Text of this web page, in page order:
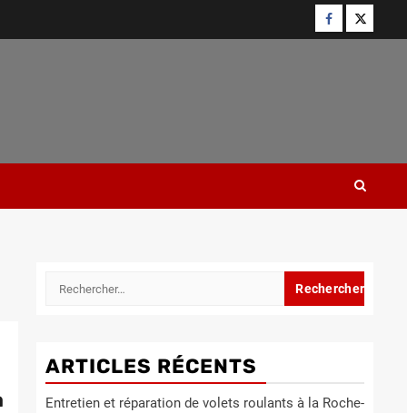
Facebook
Twitter
Rechercher :
ARTICLES RÉCENTS
Entretien et réparation de volets roulants à la Roche-